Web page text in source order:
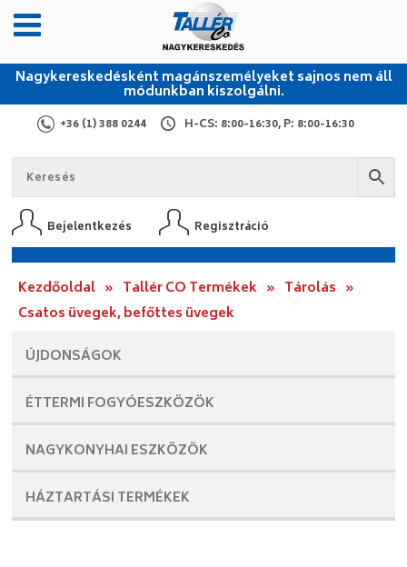
Nagykereskedésként magánszemélyeket sajnos nem áll
módunkban kiszolgálni.
+36 (1) 388 0244 H-CS: 8:00-16:30, P: 8:00-16:30
Bejelentkezés Regisztráció
Kezdőoldal » Tallér CO Termékek » Tárolás »
Csatos üvegek, befőttes üvegek
ÚJDONSÁGOK
ÉTTERMI FOGYÓESZKÖZÖK
NAGYKONYHAI ESZKÖZÖK
HÁZTARTÁSI TERMÉKEK